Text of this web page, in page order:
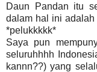
Daun Pandan itu
dalam hal ini
*pelukkkkk*
Saya pun
seluruhhhh
kannn??) yang